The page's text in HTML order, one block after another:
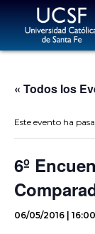
« Todos los
Este evento ha
6º
06/05/2016 | 16:00